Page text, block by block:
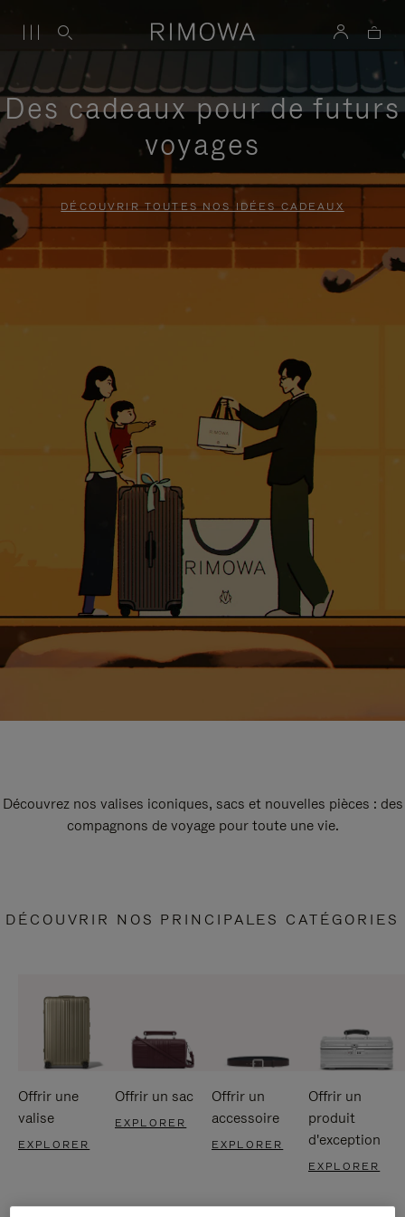
Des cadeaux pour de futurs
voyages
DÉCOUVRIR TOUTES NOS IDÉES CADEAUX
Découvrez nos valises iconiques, sacs et nouvelles pièces : des
compagnons de voyage pour toute une vie.
DÉCOUVRIR NOS PRINCIPALES CATÉGORIES
Offrir une
valise
EXPLORER
Offrir un sac
EXPLORER
Offrir un
accessoire
EXPLORER
Offrir un
produit
d'exception
EXPLORER